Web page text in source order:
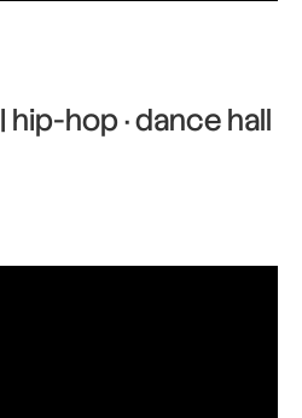
| hip-hop · dance hall